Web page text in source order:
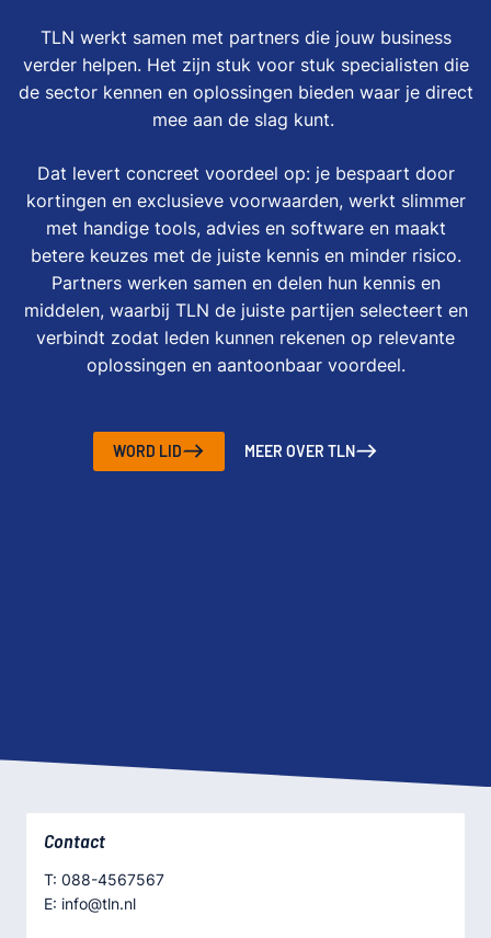
TLN werkt samen met partners die jouw business
verder helpen. Het zijn stuk voor stuk specialisten die
de sector kennen en oplossingen bieden waar je direct
mee aan de slag kunt.
Dat levert concreet voordeel op: je bespaart door
kortingen en exclusieve voorwaarden, werkt slimmer
met handige tools, advies en software en maakt
betere keuzes met de juiste kennis en minder risico.
Partners werken samen en delen hun kennis en
middelen, waarbij TLN de juiste partijen selecteert en
verbindt zodat leden kunnen rekenen op relevante
oplossingen en aantoonbaar voordeel.
WORD LID MEER OVER TLN
Contact
T: 088-4567567
E: info@tln.nl